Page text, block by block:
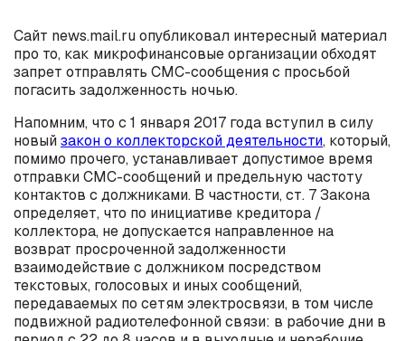
Сайт news.mail.ru опубликовал интересный материал
про то, как микрофинансовые организации обходят
запрет отправлять СМС-сообщения с просьбой
погасить задолженность ночью.
Напомним, что с 1 января 2017 года вступил в силу
новыйзакон о коллекторской деятельности, который,
помимо прочего, устанавливает допустимое время
отправки СМС-сообщений и предельную частоту
контактов с должниками. В частности, ст. 7 Закона
определяет, что по инициативе кредитора /
коллектора, не допускается направленное на
возврат просроченной задолженности
взаимодействие с должником посредством
текстовых, голосовых и иных сообщений,
передаваемых по сетям электросвязи, в том числе
подвижной радиотелефонной связи: в рабочие дни в